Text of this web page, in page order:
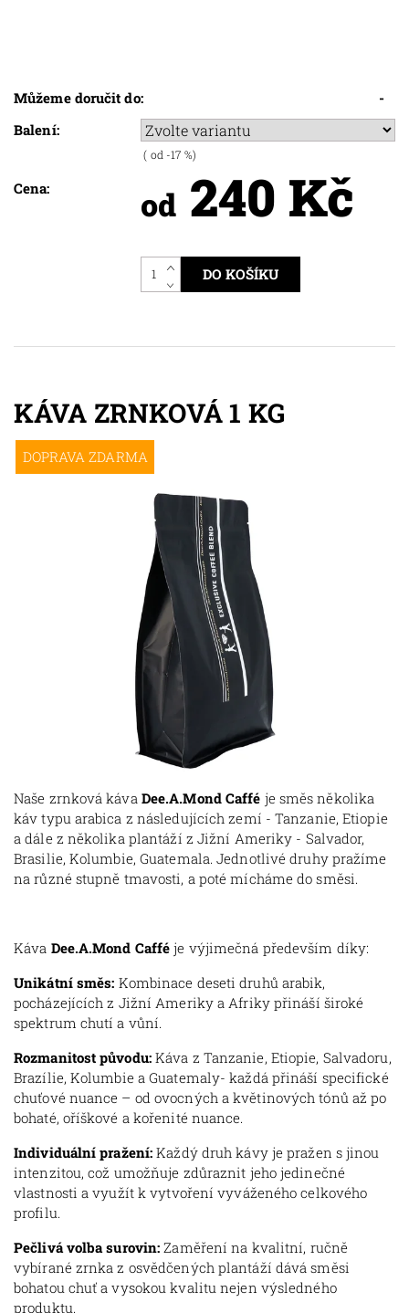
Můžeme doručit do:
-
Balení:
Cena:
( od -17%)
od 240 Kč
KÁVA ZRNKOVÁ 1 KG
DOPRAVA ZDARMA
Naše zrnková káva Dee.A.Mond Caffé je směs několika
káv typu arabica z následujících zemí - Tanzanie, Etiopie
a dále z několika plantáží z Jižní Ameriky - Salvador,
Brasilie, Kolumbie, Guatemala.Jednotlivé druhy pražíme
na různé stupně tmavosti, a poté mícháme do směsi.
Káva Dee.A.Mond Caffé je výjimečná především díky:
Unikátní směs: Kombinace deseti druhů arabik,
pocházejících z Jižní Ameriky a Afriky přináší široké
spektrum chutí a vůní.
Rozmanitost původu:Káva z Tanzanie, Etiopie, Salvadoru,
Brazílie, Kolumbie a Guatemaly- každá přináší specifické
chuťové nuance – od ovocných a květinových tónů až po
bohaté, oříškové a kořenité nuance.
Individuální pražení: Každý druh kávy je pražen s jinou
intenzitou, což umožňuje zdůraznit jeho jedinečné
vlastnosti a využít k vytvoření vyváženého celkového
profilu.
Pečlivá volba surovin: Zaměření na kvalitní, ručně
vybírané zrnka z osvědčených plantáží dává směsi
bohatou chuť a vysokou kvalitu nejen výsledného
produktu.